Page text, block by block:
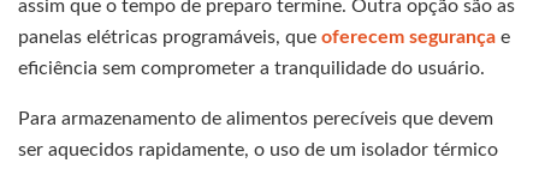
assim que o tempo de preparo termine. Outra opção são as
panelas elétricas programáveis, que oferecem segurança e
eficiência sem comprometer a tranquilidade do usuário.
Para armazenamento de alimentos perecíveis que devem
ser aquecidos rapidamente, o uso de um isolador térmico